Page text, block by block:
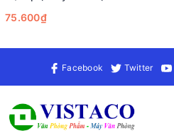
75.600₫
Facebook Twitter